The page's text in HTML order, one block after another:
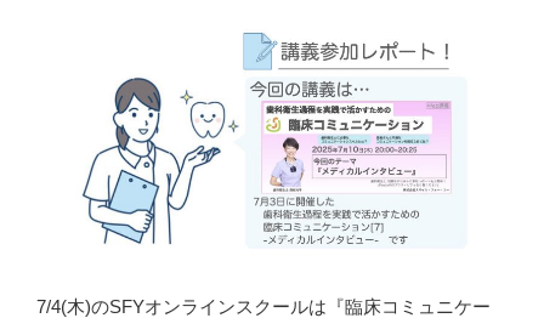
7/4(木)のSFYオンラインスクールは『臨床コミュニケー